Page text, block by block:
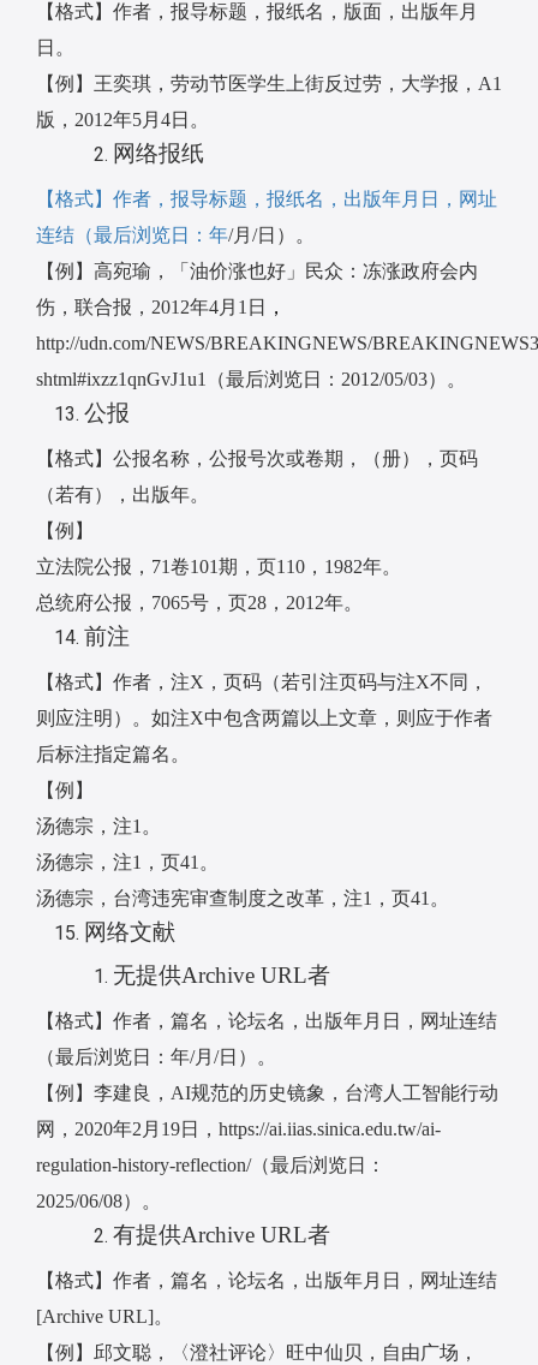
【格式】作者，报导标题，报纸名，版面，出版年月
日。
【例】王奕琪，劳动节医学生上街反过劳，大学报， A1
版， 2012年5月 4日。
网络报纸
【格式】作者，报导标题，报纸名，出版年月日，网址
连结（最后浏览日：年/月 /日）。
【例】高宛瑜，「油价涨也好」民众：冻涨政府会内
伤，联合报， 2012年4月 1 日
，
http://udn.com/NEWS/BREAKINGNEWS/
shtml#ixzz1qnGvJ1u1
（最后浏览日： 2012/05/03）。
公报
【格式】公报名称，公报号次或卷期，（册），页码
（若有），出版年。
【例】
立法院公报， 71卷101期，页110 ， 1982年。
总统府公报， 7065号，页28 ， 2012年。
前注
【格式】作者，注X ，页码（若引注页码与注X不同，
则应注明）。如注X中包含两篇以上文章，则应于作者
后标注指定篇名。
【例】
汤德宗，注1 。
汤德宗，注1 ，页41 。
汤德宗，台湾违宪审查制度之改革，注1 ，页41 。
网络文献
无提供Archive URL者
【格式】作者，篇名，论坛名，出版年月日，网址连结
（最后浏览日：年/月 /日）。
【例】李建良， AI规范的历史镜象，台湾人工智能行动
网， 2020年2 月 19日， https://ai.iias.sinica.edu.tw/ai-
regulation-history-reflection/（最后浏览日：
2025/06/08）。
有提供Archive URL者
【格式】作者，篇名，论坛名，出版年月日，网址连结
[Archive URL]。
【例】邱文聪，〈澄社评论〉旺中仙贝，自由广场，